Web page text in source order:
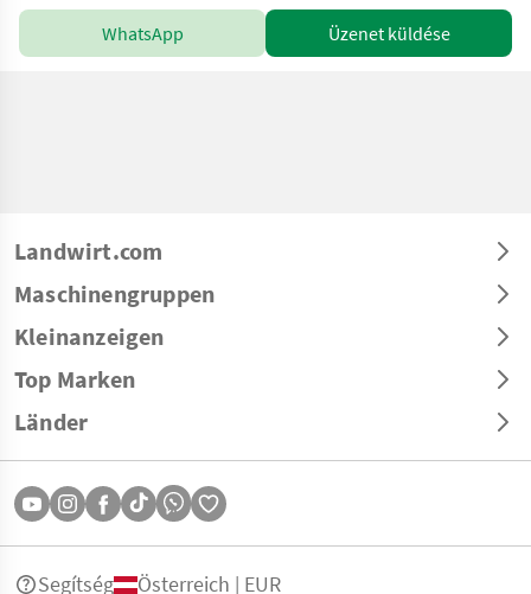
WhatsApp Üzenet küldése
Landwirt.com
Maschinengruppen
Kleinanzeigen
Top Marken
Länder
Segítség Österreich | EUR